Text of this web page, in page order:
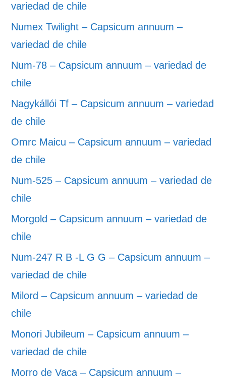
variedad de chile
Numex Twilight – Capsicum annuum –
variedad de chile
Num-78 – Capsicum annuum – variedad de
chile
Nagykállói Tf – Capsicum annuum – variedad
de chile
Omrc Maicu – Capsicum annuum – variedad
de chile
Num-525 – Capsicum annuum – variedad de
chile
Morgold – Capsicum annuum – variedad de
chile
Num-247 R B -L G G – Capsicum annuum –
variedad de chile
Milord – Capsicum annuum – variedad de
chile
Monori Jubileum – Capsicum annuum –
variedad de chile
Morro de Vaca – Capsicum annuum –